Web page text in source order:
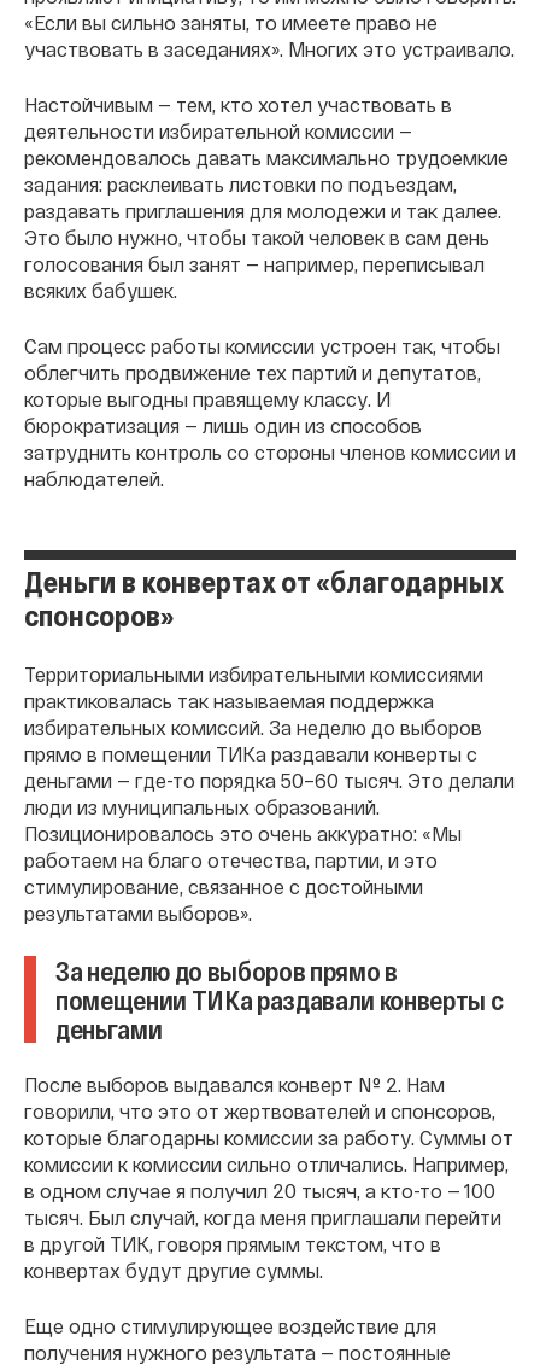
«Если вы сильно заняты, то имеете право не
участвовать в заседаниях». Многих это устраивало.
Настойчивым — тем, кто хотел участвовать в
деятельности избирательной комиссии —
рекомендовалось давать максимально трудоемкие
задания: расклеивать листовки по подъездам,
раздавать приглашения для молодежи и так далее.
Это было нужно, чтобы такой человек в сам день
голосования был занят — например, переписывал
всяких бабушек.
Сам процесс работы комиссии устроен так, чтобы
облегчить продвижение тех партий и депутатов,
которые выгодны правящему классу. И
бюрократизация — лишь один из способов
затруднить контроль со стороны членов комиссии и
наблюдателей.
Деньги в конвертах от «благодарных
спонсоров»
Территориальными избирательными комиссиями
практиковалась так называемая поддержка
избирательных комиссий. За неделю до выборов
прямо в помещении ТИКа раздавали конверты с
деньгами — где-то порядка 50–60 тысяч. Это делали
люди из муниципальных образований.
Позиционировалось это очень аккуратно: «Мы
работаем на благо отечества, партии, и это
стимулирование, связанное с достойными
результатами выборов».
За неделю до выборов прямо в
помещении ТИКа раздавали конверты с
деньгами
После выборов выдавался конверт № 2. Нам
говорили, что это от жертвователей и спонсоров,
которые благодарны комиссии за работу. Суммы от
комиссии к комиссии сильно отличались. Например,
в одном случае я получил 20 тысяч, а кто-то — 100
тысяч. Был случай, когда меня приглашали перейти
в другой ТИК, говоря прямым текстом, что в
конвертах будут другие суммы.
Еще одно стимулирующее воздействие для
получения нужного результата — постоянные